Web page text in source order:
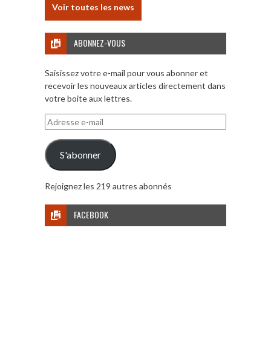
Voir toutes les news
ABONNEZ-VOUS
Saisissez votre e-mail pour vous abonner et
recevoir les nouveaux articles directement dans
votre boite aux lettres.
Adresse
e-
mail
S'abonner
Rejoignez les 219 autres abonnés
FACEBOOK